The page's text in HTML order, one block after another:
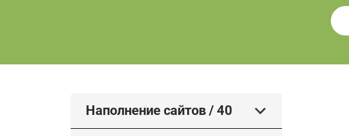
Наполнение сайтов / 40